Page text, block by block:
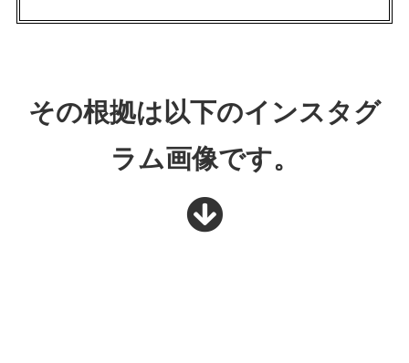
その根拠は以下のインスタグ
ラム画像です。